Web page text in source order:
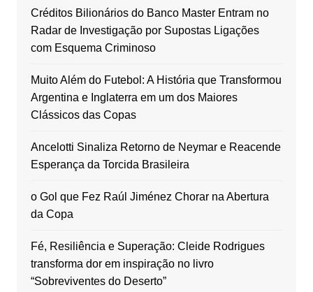
Créditos Bilionários do Banco Master Entram no
Radar de Investigação por Supostas Ligações
com Esquema Criminoso
Muito Além do Futebol: A História que Transformou
Argentina e Inglaterra em um dos Maiores
Clássicos das Copas
Ancelotti Sinaliza Retorno de Neymar e Reacende
Esperança da Torcida Brasileira
o Gol que Fez Raúl Jiménez Chorar na Abertura
da Copa
Fé, Resiliência e Superação: Cleide Rodrigues
transforma dor em inspiração no livro
“Sobreviventes do Deserto”